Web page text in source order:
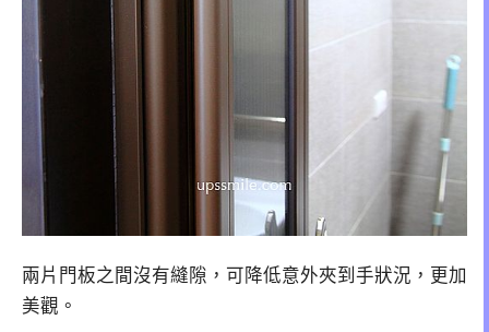
兩片門板之間沒有縫隙，可降低意外夾到手狀況，更加
美觀。